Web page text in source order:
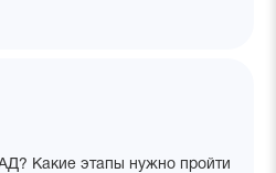
Какие этапы нужно пройти